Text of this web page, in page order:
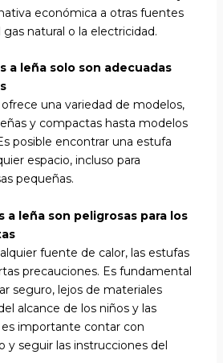
económica a otras fuentes
natural o la electricidad.
a leña solo son adecuadas
una variedad de modelos,
y compactas hasta modelos
posible encontrar una estufa
espacio, incluso para
pequeñas.
a leña son peligrosas para los
fuente de calor, las estufas
precauciones. Es fundamental
seguro, lejos de materiales
alcance de los niños y las
importante contar con
y seguir las instrucciones del